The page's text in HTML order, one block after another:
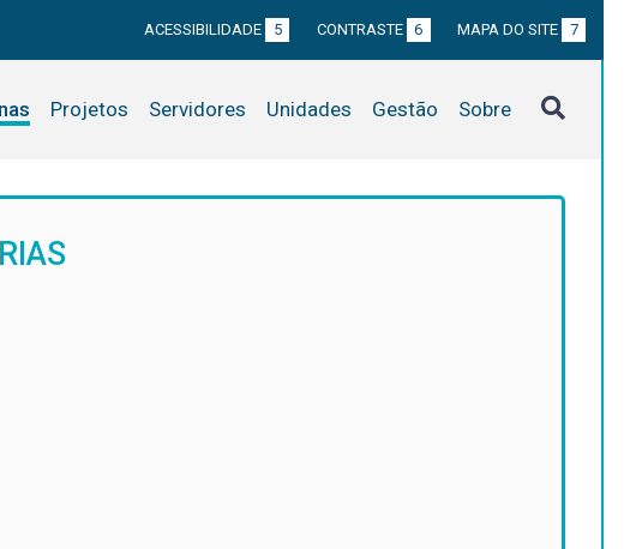
ACESSIBILIDADE 5 CONTRASTE 6 MAPA DO SITE 7
Projetos Servidores Unidades Gestão Sobre